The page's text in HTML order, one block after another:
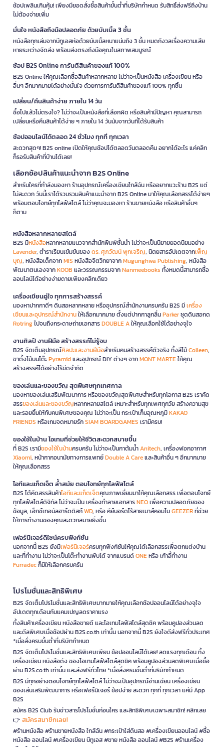
ช้อปเพลินเกินคุ้ม! เพียงมียอดสั่งซื้อสินค้าขั้นต่ำที่บริษัทกำหนด รับสิทธิ์ส่งฟรีถึงบ้าน
ไม่ต้องจ่ายเพิ่ม
มั่นใจ หนังสือถึงมือปลอดภัย ด้วยบับเบิ้ล 3 ชั้น
หนังสือทุกเล่มจากบีทูเอสห่อด้วยบับเบิ้ลหนาแน่นถึง 3 ชั้น หมดกังวลเรื่องความเสีย
หายระหว่างจัดส่ง พร้อมส่งตรงถึงมือคุณในสภาพสมบูรณ์
ช้อป B2S Online การันตีสินค้าของแท้ 100%
B2S Online ให้คุณเลือกซื้อสินค้าหลากหลาย ไม่ว่าจะเป็นหนังสือ เครื่องเขียน หรือ
อื่นๆ อีกมากมายได้อย่างมั่นใจ ด้วยการการันตีสินค้าของแท้ 100% ทุกชิ้น
เปลี่ยน/คืนสินค้าง่าย ภายใน 14 วัน
ซื้อไปแล้วไม่ตรงใจ? ไม่ว่าจะเป็นหนังสือที่เลือกผิด หรือสินค้ามีปัญหา คุณสามารถ
เปลี่ยนหรือคืนสินค้าได้ง่าย ๆ ภายใน 14 วันนับจากวันที่ได้รับสินค้า
ช้อปออนไลน์ได้ตลอด 24 ชั่วโมง ทุกที่ ทุกเวลา
สะดวกสุดๆ! B2S online เปิดให้คุณช้อปได้ตลอดวันตลอดคืน อยากได้อะไร แค่คลิก
ก็รอรับสินค้าที่บ้านได้เลย!
เลือกช้อปสินค้าแนะนำจาก B2S Online
สำหรับใครที่กำลังมองหา ร้านอุปกรณ์เครื่องเขียนใกล้ฉัน หรืออยากแวะร้าน B2S แต่
ไม่สะดวก วันนี้เราได้รวบรวมสินค้าแนะนำจาก B2S Online มาให้คุณเลือกสรรได้ง่ายๆ
พร้อมตอบโจทย์ทุกไลฟ์สไตล์ ไม่ว่าคุณจะมองหา ร้านขายหนังสือ หรือสินค้าอื่นๆ
ก็ตาม
หนังสือหลากหลายสไตล์
B2S มีหนังสือหลากหลายแนวจากสำนักพิมพ์ชั้นนำ ไม่ว่าจะเป็นนิยายยอดนิยมอย่าง
Lavender, ตำราเรียนเข้มข้นของดร. ศุภวัฒน์ พุกเจริญ, นิตยสารอัปเดตจากเพ็ญ
บุญ, หนังสือเด็กจากMIS หนังสือจิตวิทยาจากMugunghwa Publishing, หนังสือ
พัฒนาตนเองจากKOOB และวรรณกรรมจากNanmeebooks ทั้งหมดนี้สามารถซื้อ
ออนไลน์ได้อย่างง่ายดายเพียงคลิกเดียว
เครื่องเขียนคู่ใจ ทุกการสร้างสรรค์
มองหาปากกาดีๆ ดินสอหลากหลาย หรืออุปกรณ์สำนักงานครบครัน B2S มีเครื่อง
เขียนและอุปกรณ์สำนักงานให้เลือกมากมาย ตั้งแต่ปากกาลูกลื่นParkerชุดดินสอกด
Rotringไปจนถึงกระดาษถ่ายเอกสารDOUBLE Aให้คุณเลือกใช้ได้อย่างจุใจ
งานศิลป์ งานฝีมือ สร้างสรรค์ไม่รู้จบ
B2S จัดเต็มอุปกรณ์ศิลปะและงานฝีมือสำหรับคนสร้างสรรค์ตัวจริง ทั้งสีไม้Colleen,
ขาตั้งไม้บนโต๊ะPyramidและอุปกรณ์ DIY ต่างๆ จากMONT MARTEให้คุณ
สร้างสรรค์ได้อย่างไร้ขีดจำกัด
ของเล่นและของขวัญ สุดพิเศษทุกเทศกาล
มองหาของเล่นเสริมพัฒนาการ หรือของขวัญสุดพิเศษสำหรับทุกโอกาส B2S เราคัด
สรรของเล่นและของขวัญหลากหลายสไตล์ เหมาะสำหรับทุกเพศทุกวัย สร้างความสุข
และรอยยิ้มให้กับคนพิเศษของคุณ ไม่ว่าจะเป็น กระเป๋าเก็บอุณหภูมิKAKAO
FRIENDS หรือเกมจดหมายรักSIAM BOARDGAMES เรามีครบ!
ของใช้ในบ้าน ไอเทมที่ช่วยให้ชีวิตสะดวกสบายขึ้น
ที่ B2S เรามีของใช้ในบ้านครบครัน ไม่ว่าจะเป็นกาต้มน้ำAnitech, เครื่องฟอกอากาศ
Xiaomi, หน้ากากอนามัยทางการแพทย์Double A Careและสินค้าอื่น ๆ อีกมากมาย
ให้คุณเลือกสรร
ไอทีและแก็ดเจ็ต ล้ำสมัย ตอบโจทย์ทุกไลฟ์สไตล์
B2S ได้คัดสรรสินค้าไอทีและแก็ดเจ็ตคุณภาพเยี่ยมมาให้คุณเลือกสรร เพื่อตอบโจทย์
ทุกไลฟ์สไตล์ดิจิทัล ไม่ว่าจะเป็น เครื่องทำลายเอกสารNEOเพื่อความปลอดภัยของ
ข้อมูล, เอ็กซ์เทอนัลฮาร์ดดิสก์WD, หรือ คีย์บอร์ดไร้สายเมาส์คอมโบGEEZERที่ช่วย
ให้การทำงานของคุณสะดวกสบายยิ่งขึ้น
เฟอร์นิเจอร์ดีไซน์ครบฟังก์ชั่น
นอกจากนี้ B2S ยังมีเฟอร์นิเจอร์ครบทุกฟังก์ชันให้คุณได้เลือกสรรเพื่อตกแต่งบ้าน
และที่ทำงาน ไม่ว่าจะเป็นโต๊ะทำงานพับได้ จากแบรนด์ONEหรือ เก้าอี้ทำงาน
Furradecก็มีให้เลือกครบครัน
โปรโมชั่นและสิทธิพิเศษ
B2S จัดเต็มโปรโมชั่นและสิทธิพิเศษมากมายให้คุณเลือกช้อปออนไลน์ได้อย่างจุใจ
อัปเดตทุกเดือนกับแคมเปญลดราคาแรง
ทั้งสินค้าเครื่องเขียน หนังสือขายดี และไอเทมไลฟ์สไตล์สุดชิค พร้อมคูปองส่วนลด
และดีลพิเศษเมื่อช้อปผ่าน B2S.co.th เท่านั้น นอกจากนี้ B2S ยังใจดีส่งฟรีทั่วประเทศ
*เมื่อสั่งครบขั้นต่ำที่บริษัทกำหนด
B2S จัดเต็มโปรโมชั่นและสิทธิพิเศษเพียบ ช้อปออนไลน์ได้เลย! ลดแรงทุกเดือน ทั้ง
เครื่องเขียน หนังสือดัง ของไอเทมไลฟ์สไตล์สุดชิค พร้อมคูปองส่วนลดพิเศษเมื่อซื้อ
ผ่าน B2S.co.th เท่านั้น และส่งฟรีทั่วไทย *เมื่อสั่งครบขั้นต่ำที่บริษัทกำหนด
B2S มีทุกอย่างตอบโจทย์ทุกไลฟ์สไตล์ ไม่ว่าจะเป็นอุปกรณ์อ่านเขียน เครื่องเขียน
ของเล่นเสริมพัฒนาการ หรือเฟอร์นิเจอร์ ช้อปง่าย สะดวก ทุกที่ ทุกเวลา แค่มี App
B2S
สมัคร B2S Club รับข่าวสารโปรโมชั่นก่อนใคร และสิทธิพิเศษเฉพาะสมาชิก! คลิกเลย
👉 สมัครสมาชิกเลย!
#ร้านหนังสือ #ร้านขายหนังสือ ใกล้ฉัน #กระเป๋าใส่ดินสอ #เครื่องเขียนออนไลน์ #ซื้อ
หนังสือ ออนไลน์ #เครื่องเขียน บีทูเอส #ขาย หนังสือ ออนไลน์ #B2S #ร้านเครื่อง